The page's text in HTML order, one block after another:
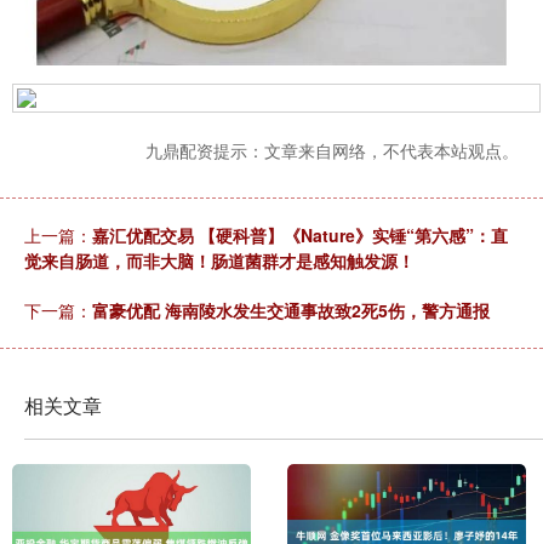
九鼎配资提示：文章来自网络，不代表本站观点。
上一篇： 嘉汇优配交易 【硬科普】《Nature》实锤“第六感”：直
觉来自肠道，而非大脑！肠道菌群才是感知触发源！
下一篇： 富豪优配 海南陵水发生交通事故致2死5伤，警方通报
相关文章